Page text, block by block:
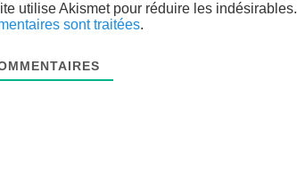
utilise Akismet pour réduire les indésirables.
sont traitées.